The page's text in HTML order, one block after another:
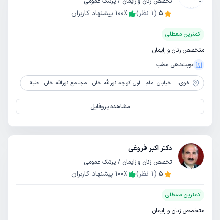
5
(
1 نظر) 100٪ پیشنهاد کاربران
کمترین معطلی
متخصص زنان و زایمان
نوبت‌دهی مطب
خوی، - خیابان امام - اول کوچه نورالله خان - مجتمع نورالله خان - طبقه 2 - واحد 3
مشاهده پروفایل
دکتر اکبر فروغی
تخصص زنان و زایمان / پزشک عمومی
5
(
1 نظر) 100٪ پیشنهاد کاربران
کمترین معطلی
متخصص زنان و زایمان